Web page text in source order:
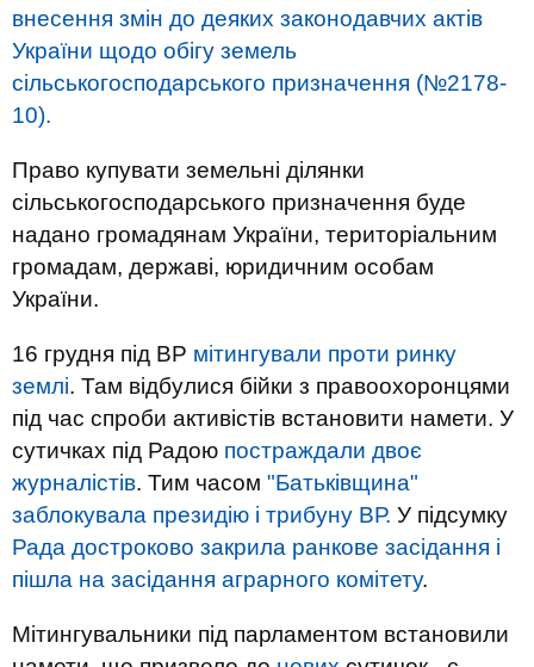
внесення змін до деяких законодавчих актів
України щодо обігу земель
сільськогосподарського призначення (№2178-
10).
Право купувати земельні ділянки
сільськогосподарського призначення буде
надано громадянам України, територіальним
громадам, державі, юридичним особам
України.
16 грудня під ВР мітингували проти ринку
землі. Там відбулися бійки з правоохоронцями
під час спроби активістів встановити намети. У
сутичках під Радою постраждали двоє
журналістів. Тим часом "Батьківщина"
заблокувала президію і трибуну ВР. У підсумку
Рада достроково закрила ранкове засідання і
пішла на засідання аграрного комітету.
Мітингувальники під парламентом встановили